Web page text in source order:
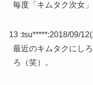
毎度「キムタク次女
13 :tsu*****:2018/09/
最近のキムタクにし
ろ（笑）。